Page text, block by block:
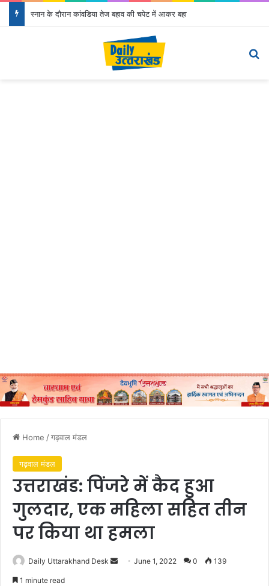
स्नान के दौरान कांवडिया तेज बहाव की चपेट में आकर बहा
Home /गढ़वाल मंडल
गढ़वाल मंडल
उत्तराखंड: पिंजरे में कैद हुआ
गुलदार, एक महिला सहित तीन
पर किया था हमला
Daily Uttarakhand Desk
SendJune 1, 2022 0 139
1 minute read